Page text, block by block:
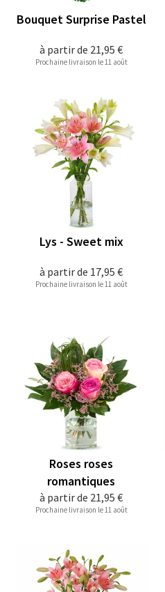
à partir de 21,95 €
Bouquet Surprise Pastel
Prochaine livraison le 11 août
à partir de 17,95 €
Lys - Sweet mix
Prochaine livraison le 11 août
à partir de 21,95 €
Roses roses
romantiques
Prochaine livraison le 11 août